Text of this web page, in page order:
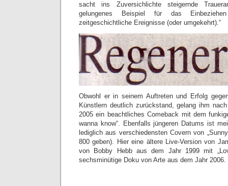
sacht ins Zuversichlichte steigernde
gelungenes Beispiel für das
zeitgeschichtliche Ereignisse (oder umgekehrt).“
Obwohl er in seinem Auftreten und Erfolg
Künstlern deutlich zurückstand, gelang ihm
2005 ein beachtliches Comeback mit dem
wanna know“. Ebenfalls jüngeren Datums ist
lediglich aus verschiedensten Covern von
800 geben). Hier eine ältere Live-Version von
von Bobby Hebb aus dem Jahr 1999 mit
sechsminütige Doku von Arte aus dem Jahr 2006.